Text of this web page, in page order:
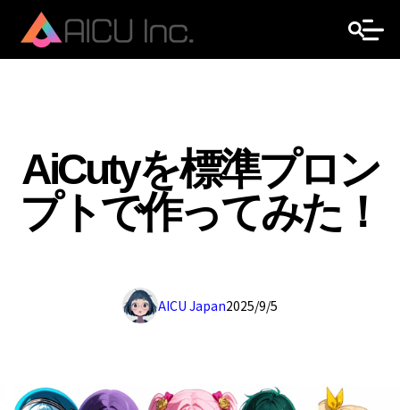
AiCutyを標準プロン
プトで作ってみた！
2025/9/5
AICU Japan